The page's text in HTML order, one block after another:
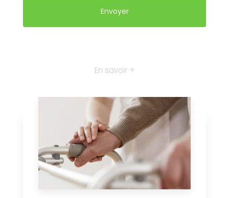
En savoir +